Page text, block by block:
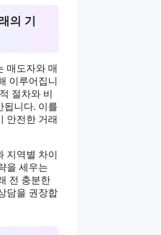
의 기
매도자와 매
이루어집니
절차와 비
됩니다. 이를
안전한 거래
지역별 차이
을 세우는
전 충분한
담을 권장합